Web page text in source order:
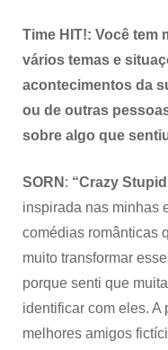
Time HIT!: Você tem
vários temas e
acontecimentos da
ou de outras
sobre algo que
SORN : “Crazy
inspirada nas minhas
comédias românticas
muito transformar
porque senti que
identificar com eles. A
melhores amigos